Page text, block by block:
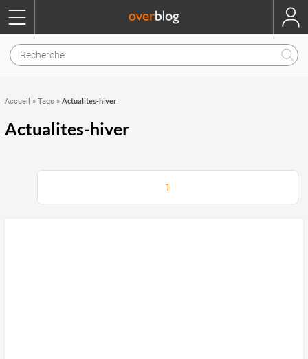
Accueil » Tags » Actualites-hiver
Actualites-hiver
1